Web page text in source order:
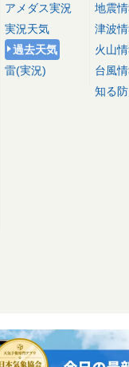
アメダス実況
実況天気
過去天気
雷(実況)
地震
津波
火山
台風
知る